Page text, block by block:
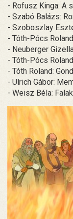
- Rofusz Kinga: A
- Szabó Balázs:
- Szoboszlay
- Tóth-Pócs
- Neuberger
- Tóth-Pócs
- Tóth Roland:
- Ulrich Gábor:
- Weisz Béla: Falak